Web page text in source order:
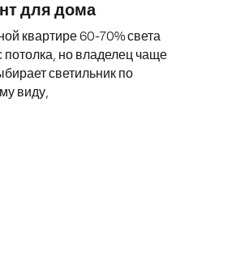
для дома
квартире 60-70% света
потолка, но владелец чаще
светильник по
виду,